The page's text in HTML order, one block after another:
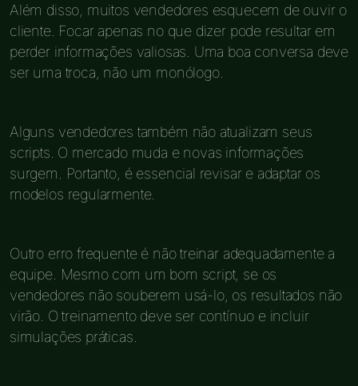
Além disso, muitos vendedores esquecem de ouvir o
cliente. Focar apenas no que dizer pode resultar em
perder informações valiosas. Uma boa conversa deve
ser uma troca, não um monólogo.
Alguns vendedores também não atualizam seus
scripts. O mercado muda e novas informações
surgem. Portanto, é essencial revisar e adaptar os
modelos regularmente.
Outro erro frequente é não treinar adequadamente a
equipe. Mesmo com um bom script, se os
vendedores não souberem usá-lo, os resultados não
virão. O treinamento deve ser contínuo e incluir
simulações práticas.